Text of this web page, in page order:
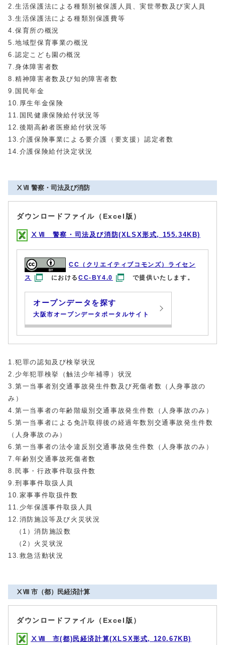
2.生活保護法による種類別被保護人員、実世帯数及び実人員
3.生活保護法による種類別保護費等
4.保育所の概況
5.地域型保育事業の概況
6.認定こども園の概況
7.身体障害者数
8.精神障害者数及び知的障害者数
9.国民年金
10.厚生年金保険
11.国民健康保険給付状況等
12.後期高齢者医療給付状況等
13.介護保険事業による要介護（要支援）認定者数
14.介護保険給付決定状況
ⅩⅦ 警察・司法及び消防
ダウンロードファイル（Excel版）
ⅩⅦ 警察・司法及び消防(XLSX形式, 155.34KB)
CC（クリエイティブコモンズ）ライセン
ス
におけるCC-BY4.0 で提供いたします。
オープンデータを探す
大阪市オープンデータポータルサイト
1.犯罪の認知及び検挙状況
2.少年犯罪検挙（触法少年補導）状況
3.第一当事者別交通事故発生件数及び死傷者数（人身事故の
み）
4.第一当事者の年齢階級別交通事故発生件数（人身事故のみ）
5.第一当事者による免許取得後の経過年数別交通事故発生件数
（人身事故のみ）
6.第一当事者の法令違反別交通事故発生件数（人身事故のみ）
7.年齢別交通事故死傷者数
8.民事・行政事件取扱件数
9.刑事事件取扱人員
10.家事事件取扱件数
11.少年保護事件取扱人員
12.消防施設等及び火災状況
（1）消防施設数
（2）火災状況
13.救急活動状況
ⅩⅧ 市（都）民経済計算
ダウンロードファイル（Excel版）
ⅩⅧ 市(都)民経済計算(XLSX形式, 120.67KB)